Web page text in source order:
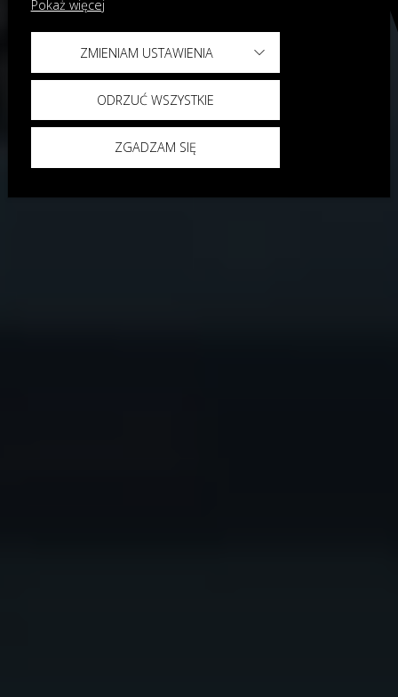
Pokaż więcej
ZMIENIAM USTAWIENIA
ODRZUĆ WSZYSTKIE
ZGADZAM SIĘ